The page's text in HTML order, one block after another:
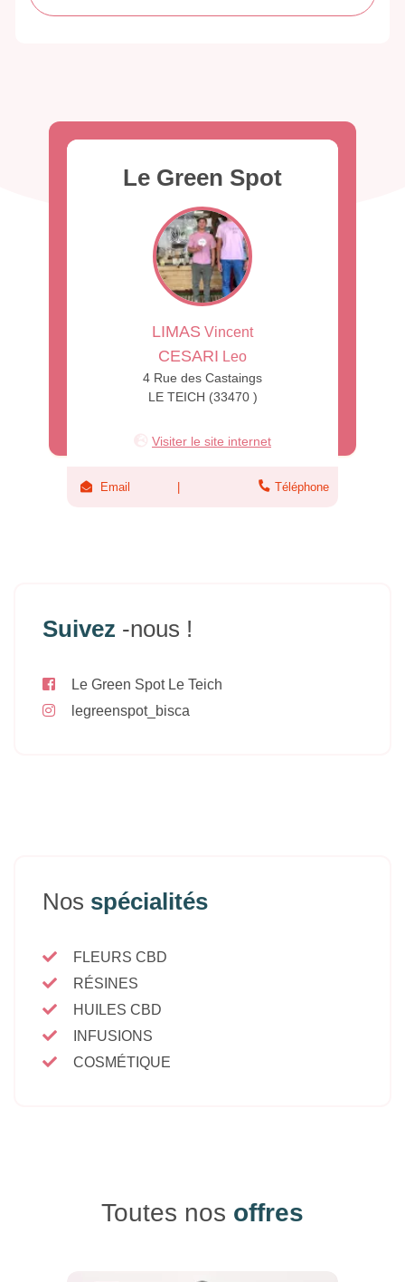
Le Green Spot
LIMAS Vincent
CESARI Leo
4 Rue des Castaings
LE TEICH (33470 )
Visiter le site internet
Email Téléphone
Suivez -nous !
Le Green Spot Le Teich
legreenspot_bisca
Nos spécialités
FLEURS CBD
RÉSINES
HUILES CBD
INFUSIONS
COSMÉTIQUE
Toutes nos offres